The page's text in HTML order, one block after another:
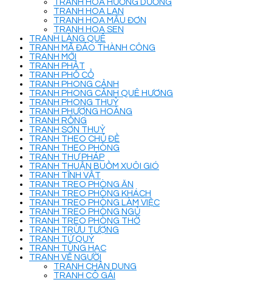
TRANH HOA HƯỚNG DƯƠNG
TRANH HOA LAN
TRANH HOA MẪU ĐƠN
TRANH HOA SEN
TRANH LÀNG QUÊ
TRANH MÃ ĐÁO THÀNH CÔNG
TRANH MỚI
TRANH PHẬT
TRANH PHỐ CỔ
TRANH PHONG CẢNH
TRANH PHONG CẢNH QUÊ HƯƠNG
TRANH PHONG THUỶ
TRANH PHƯỢNG HOÀNG
TRANH RỒNG
TRANH SƠN THUỶ
TRANH THEO CHỦ ĐỀ
TRANH THEO PHÒNG
TRANH THƯ PHÁP
TRANH THUẬN BUỒM XUÔI GIÓ
TRANH TĨNH VẬT
TRANH TREO PHÒNG ĂN
TRANH TREO PHÒNG KHÁCH
TRANH TREO PHÒNG LÀM VIỆC
TRANH TREO PHÒNG NGỦ
TRANH TREO PHÒNG THỜ
TRANH TRỪU TƯỢNG
TRANH TỨ QUÝ
TRANH TÙNG HẠC
TRANH VẼ NGƯỜI
TRANH CHÂN DUNG
TRANH CÔ GÁI